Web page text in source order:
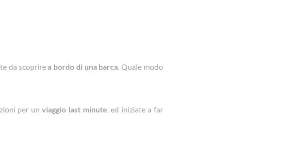
da scoprirea bordo di una barca. Quale modo
per unviaggio last minute, ed iniziate a far